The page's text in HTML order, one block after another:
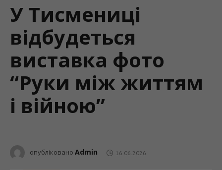
У Тисмениці
відбудеться
виставка фото
“Руки між життям
і війною”
опубліковано Admin 16.06.2026